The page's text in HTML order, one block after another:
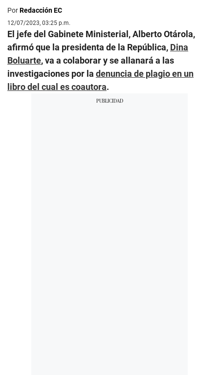
PorRedacción EC
12/07/2023, 03:25 p.m.
El jefe del Gabinete Ministerial, Alberto Otárola,
afirmó que la presidenta de la República, Dina
Boluarte, va a colaborar y se allanará a las
investigaciones por la denuncia de plagio en un
libro del cual es coautora.